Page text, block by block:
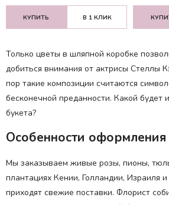
КУПИТЬ В 1 КЛИК
Только цветы в шляпной коробке
добиться внимания от актрисы Стеллы
пор такие композиции считаются
бесконечной преданности. Какой будет
букета?
Особенности оформления
Мы заказываем живые розы, пионы,
плантациях Кении, Голландии, Израиля
приходят свежие поставки. Флорист